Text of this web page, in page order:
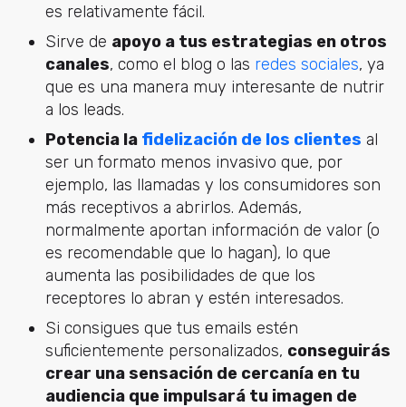
es relativamente fácil.
Sirve de apoyo a tus estrategias en otros
canales, como el blog o las redes sociales, ya
que es una manera muy interesante de nutrir
a los leads.
Potencia la fidelización de los clientes al
ser un formato menos invasivo que, por
ejemplo, las llamadas y los consumidores son
más receptivos a abrirlos. Además,
normalmente aportan información de valor (o
es recomendable que lo hagan), lo que
aumenta las posibilidades de que los
receptores lo abran y estén interesados.
Si consigues que tus emails estén
suficientemente personalizados, conseguirás
crear una sensación de cercanía en tu
audiencia que impulsará tu imagen de